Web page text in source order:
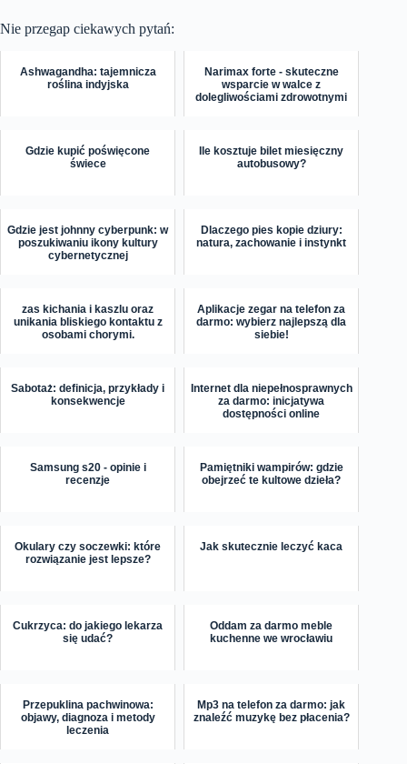
Nie przegap ciekawych pytań:
Ashwagandha: tajemnicza
roślina indyjska
Narimax forte - skuteczne
wsparcie w walce z
dolegliwościami zdrowotnymi
Gdzie kupić poświęcone
świece
Ile kosztuje bilet miesięczny
autobusowy?
Gdzie jest johnny cyberpunk: w
poszukiwaniu ikony kultury
cybernetycznej
Dlaczego pies kopie dziury:
natura, zachowanie i instynkt
zas kichania i kaszlu oraz
unikania bliskiego kontaktu z
osobami chorymi.
Aplikacje zegar na telefon za
darmo: wybierz najlepszą dla
siebie!
Sabotaż: definicja, przykłady i
konsekwencje
Internet dla niepełnosprawnych
za darmo: inicjatywa
dostępności online
Samsung s20 - opinie i
recenzje
Pamiętniki wampirów: gdzie
obejrzeć te kultowe dzieła?
Okulary czy soczewki: które
rozwiązanie jest lepsze?
Jak skutecznie leczyć kaca
Cukrzyca: do jakiego lekarza
się udać?
Oddam za darmo meble
kuchenne we wrocławiu
Przepuklina pachwinowa:
objawy, diagnoza i metody
leczenia
Mp3 na telefon za darmo: jak
znaleźć muzykę bez płacenia?